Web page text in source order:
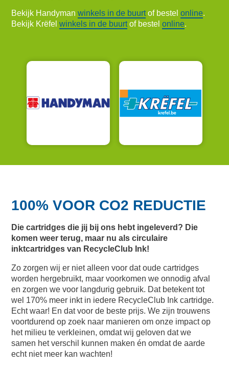
Bekijk Handymanwinkels in de buurtof bestelonline.
Bekijk Krëfelwinkels in de buurtof bestelonline.
100% VOOR CO2 REDUCTIE
Die cartridges die jij bij ons hebt ingeleverd? Die
komen weer terug, maar nu als circulaire
inktcartridges van RecycleClub Ink!
Zo zorgen wij er niet alleen voor dat oude cartridges
worden hergebruikt, maar voorkomen we onnodig afval
en zorgen we voor langdurig gebruik. Dat betekent tot
wel 170% meer inkt in iedere RecycleClub Ink cartridge.
Echt waar! En dat voor de beste prijs. We zijn trouwens
voortdurend op zoek naar manieren om onze impact op
het milieu te verkleinen, omdat wij geloven dat we
samen het verschil kunnen maken én omdat de aarde
echt niet meer kan wachten!